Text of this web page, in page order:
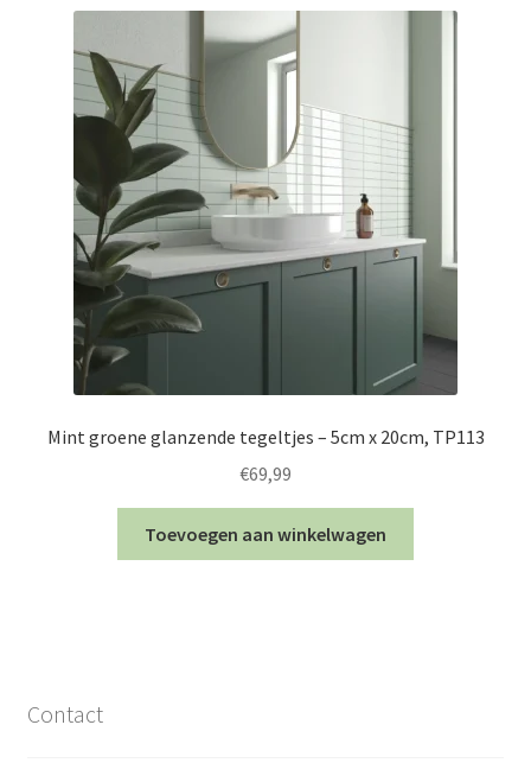
Mint groene glanzende tegeltjes – 5cm x 20cm, TP113
€69,99
Toevoegen aan winkelwagen
Contact